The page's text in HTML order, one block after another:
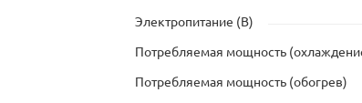
Электропитание (В)
Потребляемая мощность
Потребляемая мощность (обогрев)